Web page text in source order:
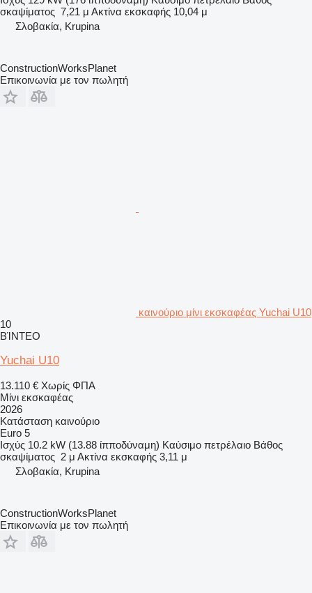
σκαψίματος 7,21 μ Ακτίνα εκσκαφής 10,04 μ
Σλοβακία, Krupina
ConstructionWorksPlanet
Επικοινωνία με τον πωλητή
καινούριο μίνι εκσκαφέας Yuchai U10
10
ΒΊΝΤΕΟ
Yuchai U10
13.110 € Χωρίς ΦΠΑ
Μίνι εκσκαφέας
2026
Κατάσταση καινούριο
Euro 5
Ισχύς 10.2 kW (13.88 ίπποδύναμη) Καύσιμο πετρέλαιο Βάθος
σκαψίματος 2 μ Ακτίνα εκσκαφής 3,11 μ
Σλοβακία, Krupina
ConstructionWorksPlanet
Επικοινωνία με τον πωλητή